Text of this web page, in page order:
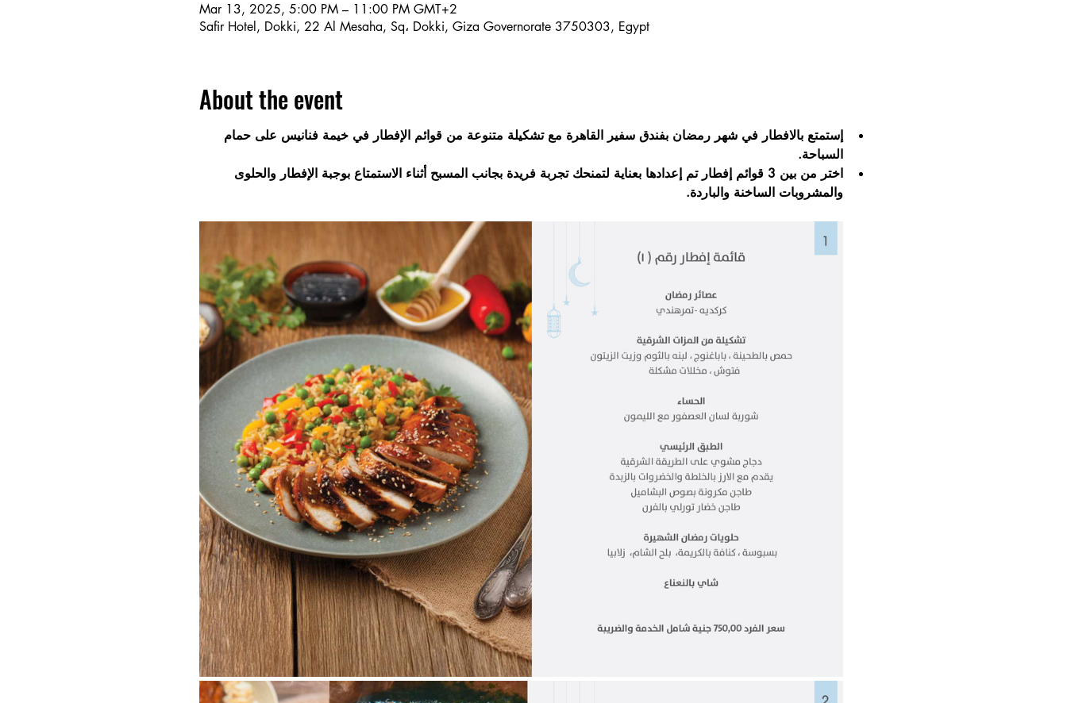
Mar 13, 2025, 5:00 PM – 11:00 PM GMT+2
Safir Hotel, Dokki, 22 Al Mesaha, Sq، Dokki, Giza Governorate 3750303, Egypt
About the event
إستمتع بالافطار في شهر رمضان بفندق سفير القاهرة مع تشكيلة متنوعة من قوائم الإفطار في خيمة فنانيس على حمام
السباحة.
اختر من بين 3 قوائم إفطار تم إعدادها بعناية لتمنحك تجربة فريدة بجانب المسبح أثناء الاستمتاع بوجبة الإفطار والحلوى
والمشروبات الساخنة والباردة.